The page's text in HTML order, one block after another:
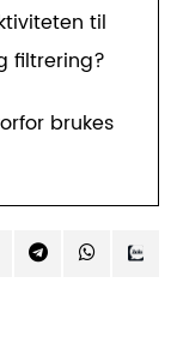
til
filtrering?
brukes